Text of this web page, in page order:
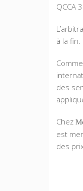
QCCA
à la fin.
des
Chez
est
des